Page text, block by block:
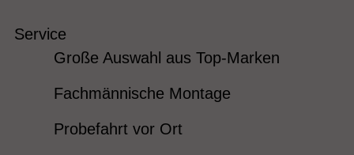
Service
Große Auswahl aus Top-Marken
Fachmännische Montage
Probefahrt vor Ort